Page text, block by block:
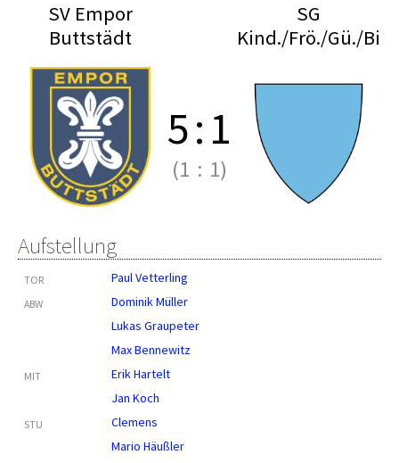
SV Empor
Buttstädt
SG
Kind./Frö./Gü./Bi
5:1
(1 : 1)
Aufstellung
TOR Paul Vetterling
ABW
Dominik Müller
Lukas Graupeter
Max Bennewitz
MIT
Erik Hartelt
Jan Koch
STU
Clemens
Mario Häußler